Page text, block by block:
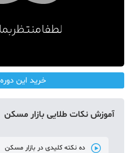
همایش و نمایشگاه
خرید این دوره
آموزش نکات طلایی بازار مسکن
ده نکته کلیدی در بازار مسکن